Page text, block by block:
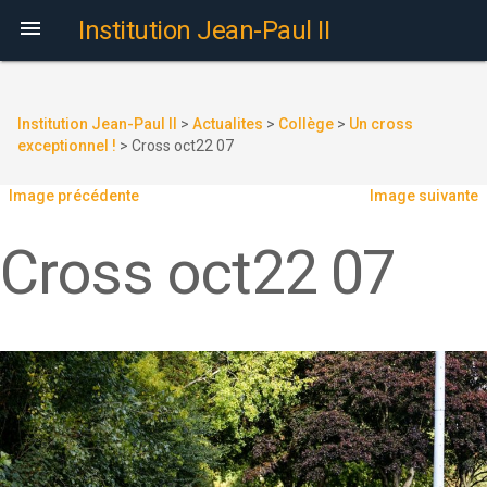
 Institution Jean-Paul II
Institution Jean-Paul II > Actualites > Collège > Un cross
exceptionnel ! > Cross oct22 07
Image précédente Image suivante
Cross oct22 07